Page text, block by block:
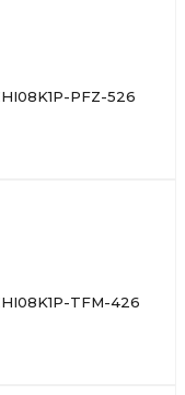
PFZ-526
TFM-426